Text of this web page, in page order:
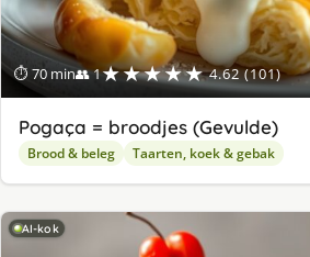
⏱ 70 min👥 1★★★★★ 4.62 (101)
Pogaça = broodjes (Gevulde)
Brood & beleg Taarten, koek & gebak
AI-kok